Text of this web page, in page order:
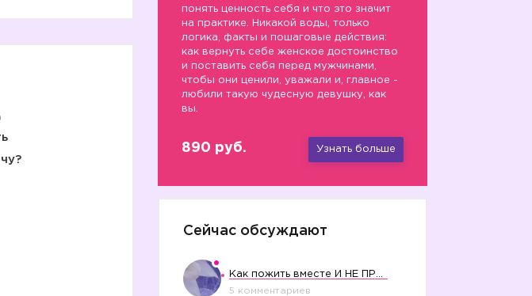
понять ценность себя и что это значит
на практике. Никакой воды, только
логика, факты и пошаговые действия:
как вернуть себе женское достоинство
и поставить себя перед мужчинами,
чтобы они ценили, уважали и, главное -
любили такую чудесную девушку, как
вы.
890 руб. Узнать больше
Сейчас обсуждают
5 комментариев